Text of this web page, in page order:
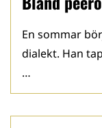
En sommar
dialekt. Han
…